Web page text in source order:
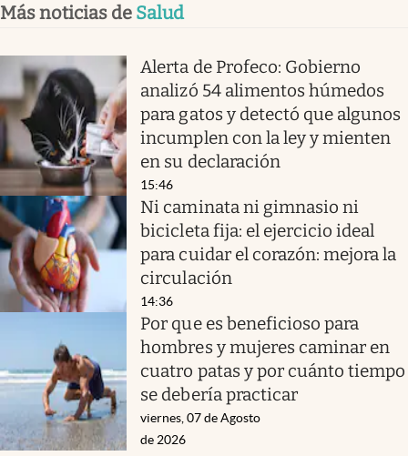
Más noticias de Salud
Alerta de Profeco: Gobierno
analizó 54 alimentos húmedos
para gatos y detectó que algunos
incumplen con la ley y mienten
en su declaración
15:46
Ni caminata ni gimnasio ni
bicicleta fija: el ejercicio ideal
para cuidar el corazón: mejora la
circulación
14:36
Por que es beneficioso para
hombres y mujeres caminar en
cuatro patas y por cuánto tiempo
se debería practicar
viernes, 07 de Agosto
de 2026